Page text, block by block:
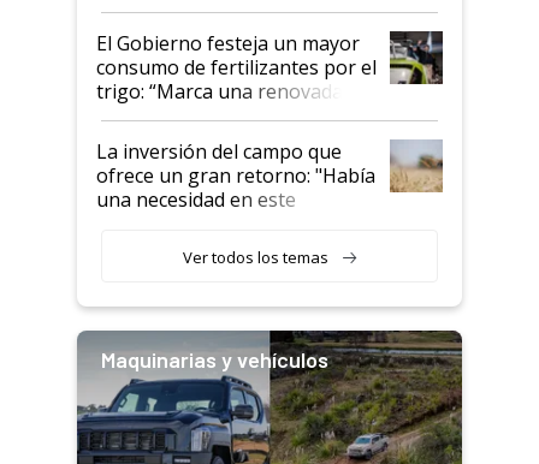
granel
El Gobierno festeja un mayor
consumo de fertilizantes por el
trigo: “Marca una renovada
confianza de los productores”
La inversión del campo que
ofrece un gran retorno: "Había
una necesidad en este
Ver todos los temas
Maquinarias y vehículos